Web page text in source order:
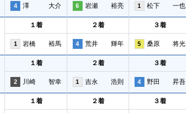
4 澤 大介 6 岩瀬 裕亮 1 松下 一也
１着 ２着 ３着
1 岩橋 裕馬 4 荒井 輝年 5 桑原 将光
１着 ２着 ３着
2 川崎 智幸 1 吉永 浩則 4 野田 昇吾
１着 ２着 ３着